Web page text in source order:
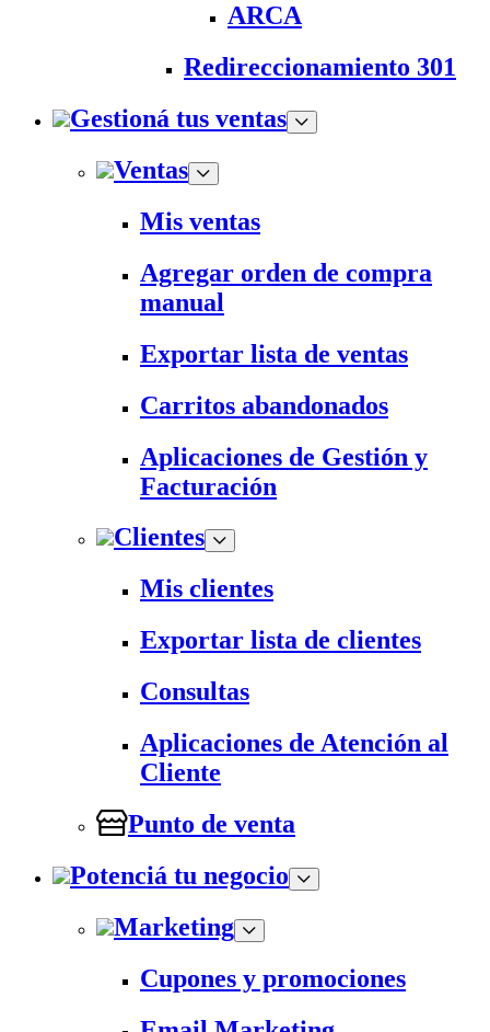
ARCA
Redireccionamiento 301
Gestioná tus ventas
Ventas
Mis ventas
Agregar orden de compra
manual
Exportar lista de ventas
Carritos abandonados
Aplicaciones de Gestión y
Facturación
Clientes
Mis clientes
Exportar lista de clientes
Consultas
Aplicaciones de Atención al
Cliente
Punto de venta
Potenciá tu negocio
Marketing
Cupones y promociones